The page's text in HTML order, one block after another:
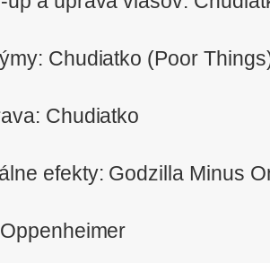
Chudiatko (Poor
Chudiatko
efekty: Godzilla Minus